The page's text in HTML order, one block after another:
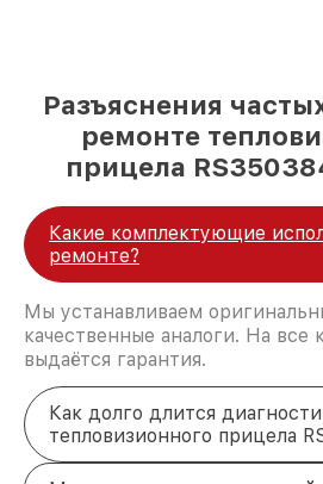
Разъяснения
ремонте
прицела
Какие комплектующие
ремонте?
Мы устанавливаем
качественные аналоги. На
выдаётся гарантия.
Как долго длится
тепловизионного прицела